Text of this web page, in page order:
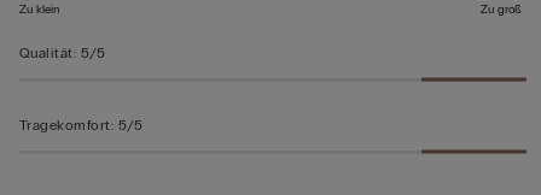
Zu klein Zu groß
Qualität: 5/5
Tragekomfort: 5/5